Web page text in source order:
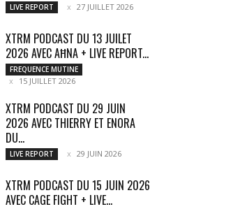
LIVE REPORT 27 JUILLET 2026
XTRM PODCAST DU 13 JUILET
2026 AVEC AĦNA + LIVE REPORT...
FREQUENCE MUTINE
15 JUILLET 2026
XTRM PODCAST DU 29 JUIN
2026 AVEC THIERRY ET ENORA
DU...
LIVE REPORT 29 JUIN 2026
XTRM PODCAST DU 15 JUIN 2026
AVEC CAGE FIGHT + LIVE...